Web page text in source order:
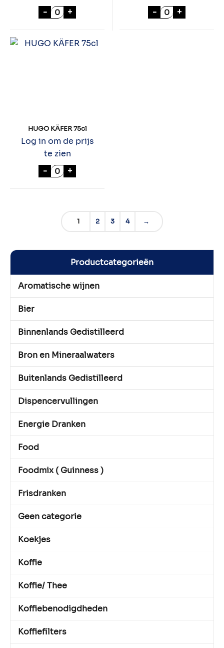
- MOËT & CHANDON Nectar Imperial 75cl
+ - MOËT &
+
HUGO KÄFER 75cl
Log in om de prijs
te zien
- HUGO KÄFER 75cl aantal
+
1 2 3 4 →
Productcategorieën
Aromatische wijnen
Bier
Binnenlands Gedistilleerd
Bron en Mineraalwaters
Buitenlands Gedistilleerd
Dispencervullingen
Energie Dranken
Food
Foodmix ( Guinness )
Frisdranken
Geen categorie
Koekjes
Koffie
Koffie/ Thee
Koffiebenodigdheden
Koffiefilters